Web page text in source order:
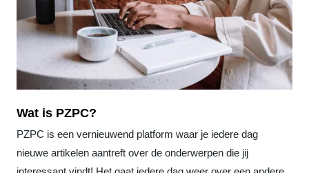
Wat is PZPC?
PZPC is een vernieuwend platform waar je iedere dag
nieuwe artikelen aantreft over de onderwerpen die jij